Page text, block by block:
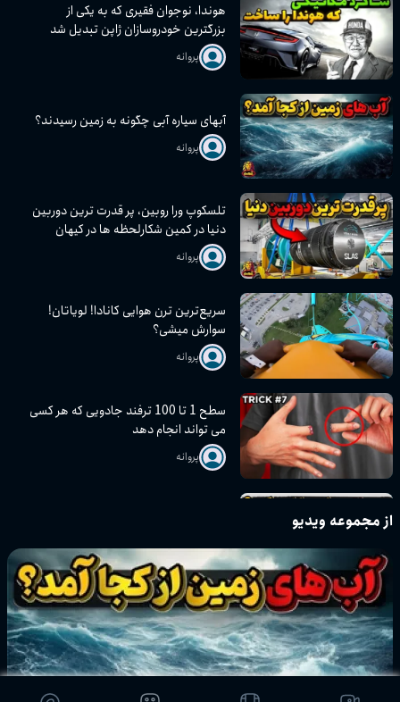
هوندا، نوجوان فقیری که به یکی از
بزرگترین خودروسازان ژاپن تبدیل شد
پروانه
آبهای سیاره آبی چگونه به زمین رسیدند؟
پروانه
تلسکوپ ورا روبین، پر قدرت ترین دوربین
دنیا در کمین شکارلحظه ها در کیهان
پروانه
سریع‌ترین ترن هوایی کانادا! لویاتان!
سوارش میشی؟
پروانه
سطح 1 تا 100 ترفند جادویی که هر کسی
می تواند انجام دهد
پروانه
پروانه
فناوری ترسناک چت جی پی تی و دنیای
جدید پیش رو
پروانه
از مجموعه ویدیو